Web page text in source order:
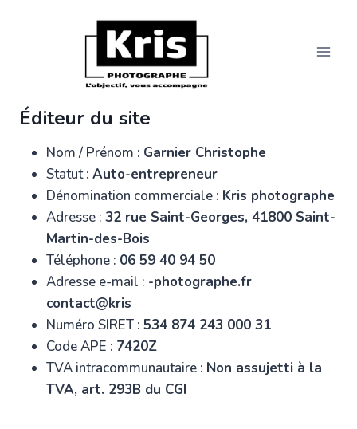
Éditeur du site
Nom / Prénom : Garnier Christophe
Statut : Auto-entrepreneur
Dénomination commerciale : Kris photographe
Adresse : 32 rue Saint-Georges, 41800 Saint-
Martin-des-Bois
Téléphone : 06 59 40 94 50
Adresse e-mail : rf.ehpargotohp-
sirk
@tcatnoc
Numéro SIRET : 534 874 243 000 31
Code APE : 7420Z
TVA intracommunautaire : Non assujetti à la
TVA, art. 293B du CGI